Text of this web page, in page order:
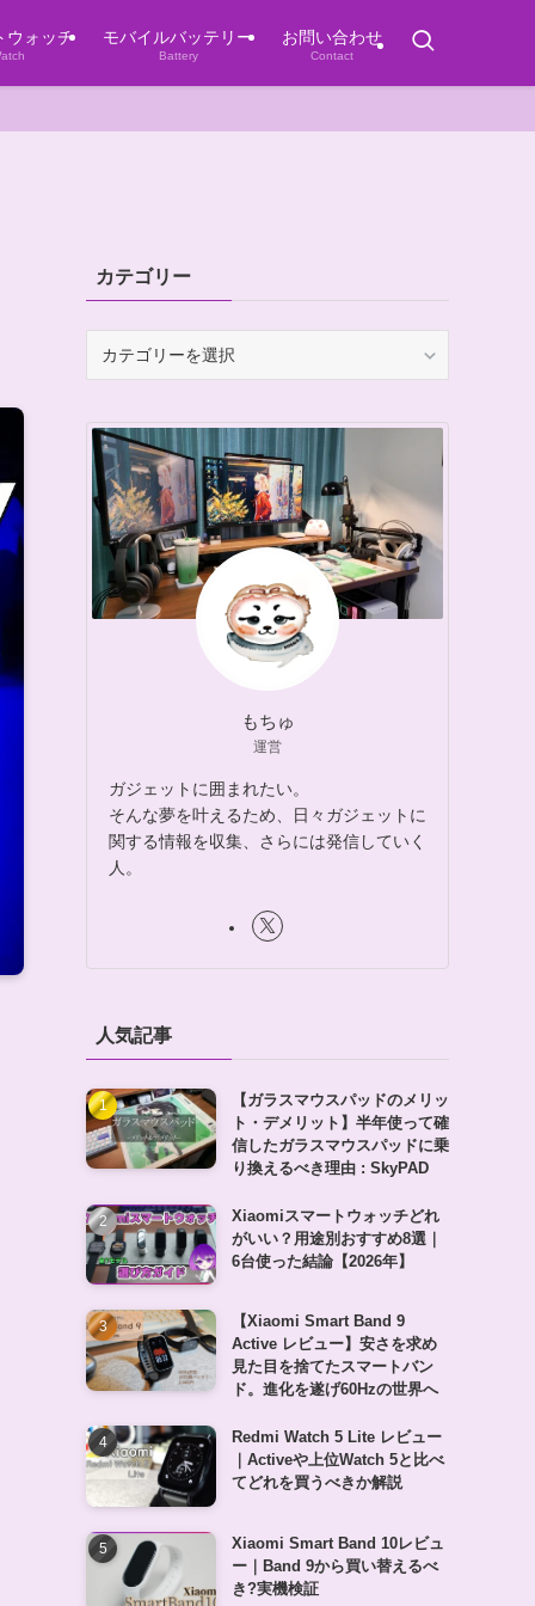
ウォッチ モバイルバッテリー
Battery
お問い合わせ
Contact
カテゴリー
ー
もちゅ
運営
ガジェットに囲まれたい。
そんな夢を叶えるため、日々ガジェットに
関する情報を収集、さらには発信していく
人。
人気記事
【ガラスマウスパッドのメリッ
ト・デメリット】半年使って確
信したガラスマウスパッドに乗
り換えるべき理由 : SkyPAD
Xiaomiスマートウォッチどれ
がいい？用途別おすすめ8選｜
6台使った結論【2026年】
【Xiaomi Smart Band 9
Active レビュー】安さを求め
見た目を捨てたスマートバン
ド。進化を遂げ60Hzの世界へ
Redmi Watch 5 Lite レビュー
｜Activeや上位Watch 5と比べ
てどれを買うべきか解説
Xiaomi Smart Band 10レビュ
ー｜Band 9から買い替えるべ
き?実機検証